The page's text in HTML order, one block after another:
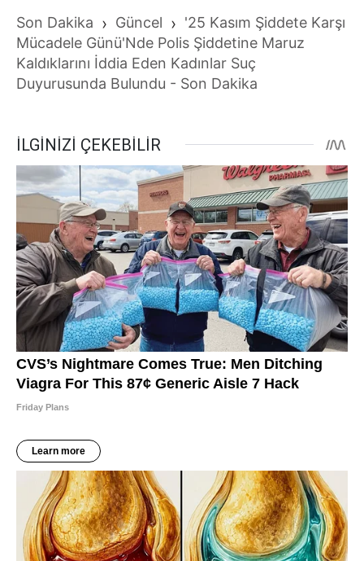
Son Dakika › Güncel › '25 Kasım Şiddete Karşı
Mücadele Günü'Nde Polis Şiddetine Maruz
Kaldıklarını İddia Eden Kadınlar Suç
Duyurusunda Bulundu - Son Dakika